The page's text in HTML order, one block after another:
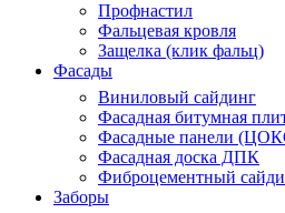
Профнастил
Фальцевая кровля
Защелка (клик фальц)
Фасады
Виниловый сайдинг
Фасадная битумная
Фасадные панели
Фасадная доска ДПК
Фиброцементный
Заборы